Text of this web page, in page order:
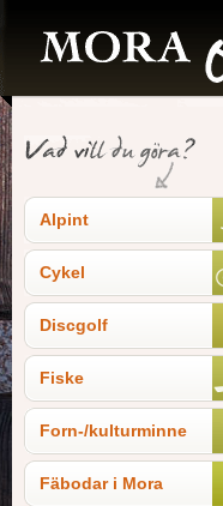
Alpint
Cykel
Discgolf
Fiske
Forn-/kulturminne
Fäbodar i Mora